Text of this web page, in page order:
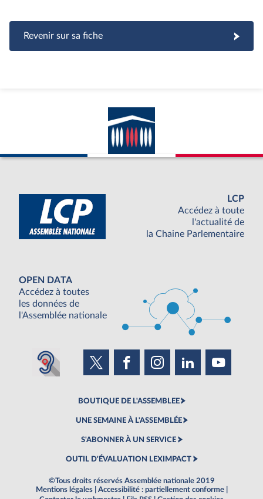
Revenir sur sa fiche
LCP
Accédez à toute
l'actualité de
la Chaine Parlementaire
OPEN DATA
Accédez à toutes
les données de
l'Assemblée nationale
BOUTIQUE DE L'ASSEMBLEE
UNE SEMAINE À L'ASSEMBLÉE
S'ABONNER À UN SERVICE
OUTIL D'ÉVALUATION LEXIMPACT
©Tous droits réservés Assemblée nationale 2019
Mentions légales
Accessibilité : partiellement conforme